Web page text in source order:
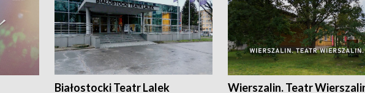
Białostocki Teatr Lalek Wierszalin. Teatr